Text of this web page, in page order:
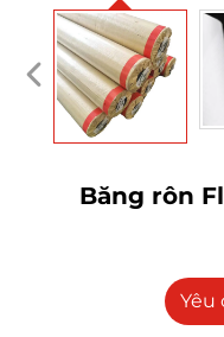
Băng rôn
Yêu